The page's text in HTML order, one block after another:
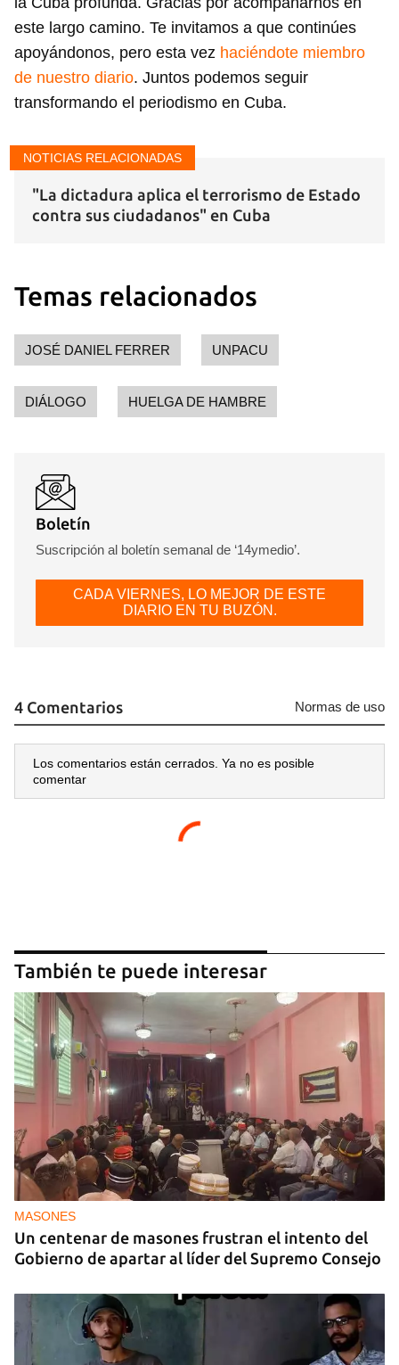
INICIAR SESIÓN CANCELAR
este largo camino. Te invitamos a que continúes
apoyándonos, pero esta vez haciéndote miembro
de nuestro diario. Juntos podemos seguir
transformando el periodismo en Cuba.
NOTICIAS RELACIONADAS
"La dictadura aplica el terrorismo de Estado
contra sus ciudadanos" en Cuba
Temas relacionados
JOSÉ DANIEL FERRER UNPACU
DIÁLOGO HUELGA DE HAMBRE
Boletín
Suscripción al boletín semanal de ‘14ymedio’.
CADA VIERNES, LO MEJOR DE ESTE
DIARIO EN TU BUZÓN.
4 Comentarios Normas de uso
Los comentarios están cerrados. Ya no es posible
comentar
También te puede interesar
MASONES
Un centenar de masones frustran el intento del
Gobierno de apartar al líder del Supremo Consejo